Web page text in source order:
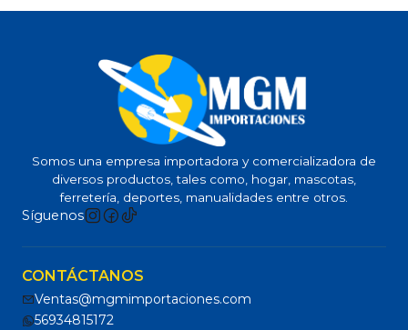
Somos una empresa importadora y comercializadora de
diversos productos, tales como, hogar, mascotas,
ferretería, deportes, manualidades entre otros.
Síguenos
CONTÁCTANOS
Ventas@mgmimportaciones.com
56934815172